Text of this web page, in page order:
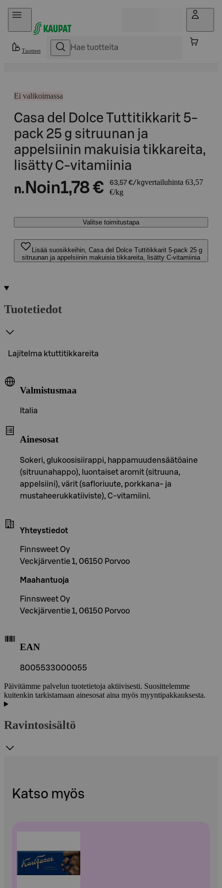
Hyppää sisältöön
Tuotteet
Ei valikoimassa
Casa del Dolce Tuttitikkarit 5-
pack 25 g sitruunan ja
appelsiinin makuisia tikkareita,
lisätty C-vitamiinia
n. Noin1,78 € 63,57 €/kgvertailuhinta 63,57
€/kg
Valitse toimitustapa
Lisää suosikkeihin, Casa del Dolce Tuttitikkarit 5-pack 25 g
sitruunan ja appelsiinin makuisia tikkareita, lisätty C-vitamiinia
Tuotetiedot
Lajitelma ktuttitikkareita
Valmistusmaa
Italia
Ainesosat
Sokeri, glukoosisiirappi, happamuudensäätöaine
(sitruunahappo), luontaiset aromit (sitruuna,
appelsiini), värit (safloriuute, porkkana- ja
mustaheerukkatiiviste), C-vitamiini.
Yhteystiedot
Finnsweet Oy
Veckjärventie 1, 06150 Porvoo
Maahantuoja
Finnsweet Oy
Veckjärventie 1, 06150 Porvoo
EAN
8005533000055
Päivitämme palvelun tuotetietoja aktiivisesti. Suosittelemme
kuitenkin tarkistamaan ainesosat aina myös myyntipakkauksesta.
Ravintosisältö
Katso myös